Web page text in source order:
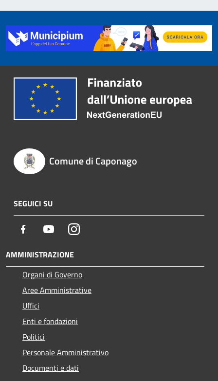
Comune di Caponago
SEGUICI SU
Facebook YoutubeInstagram
AMMINISTRAZIONE
Organi di Governo
Aree Amministrative
Uffici
Enti e fondazioni
Politici
Personale Amministrativo
Documenti e dati